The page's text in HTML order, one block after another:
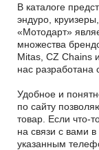
В каталоге
эндуро,
«Мотодарт»
множества
Mitas, CZ Chains
нас разработана
Удобное и
по сайту
товар. Если что-
на связи с вами
указанным